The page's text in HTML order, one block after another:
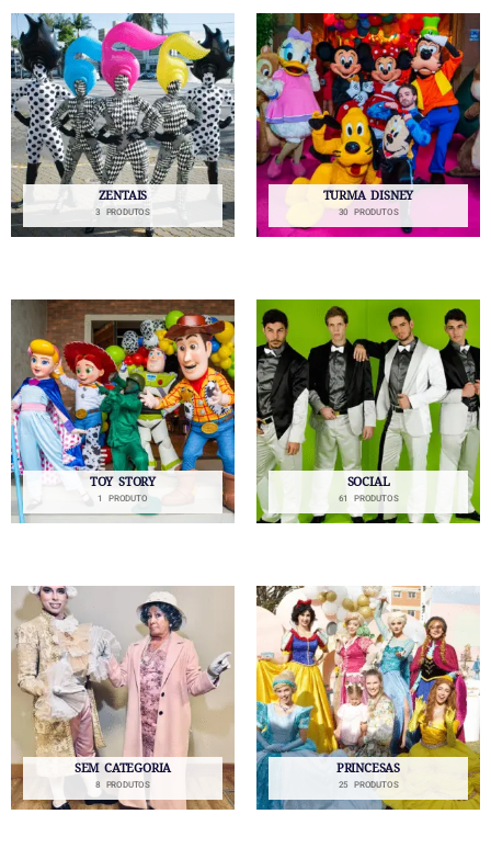
ZENTAIS
3 PRODUTOS
TURMA DISNEY
30 PRODUTOS
TOY STORY
1 PRODUTO
SOCIAL
61 PRODUTOS
SEM CATEGORIA
8 PRODUTOS
PRINCESAS
25 PRODUTOS